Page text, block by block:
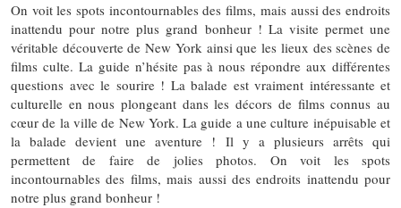
On voit les spots incontournables des films, mais aussi des endroits
inattendu pour notre plus grand bonheur ! La visite permet une
véritable découverte de New York ainsi que les lieux des scènes de
films culte. La guide n’hésite pas à nous répondre aux différentes
questions avec le sourire ! La balade est vraiment intéressante et
culturelle en nous plongeant dans les décors de films connus au
cœur de la ville de New York. La guide a une culture inépuisable et
la balade devient une aventure ! Il y a plusieurs arrêts qui
permettent de faire de jolies photos. On voit les spots
incontournables des films, mais aussi des endroits inattendu pour
notre plus grand bonheur !